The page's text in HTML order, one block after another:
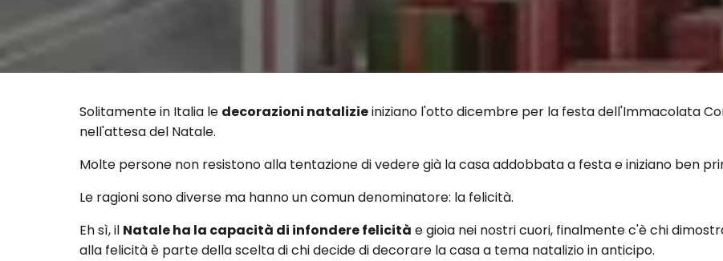
Solitamente in Italia le decorazioni natalizieiniziano l'otto dicembre per la festa dell'Immacolata
nell'attesa del Natale.
Molte persone non resistono alla tentazione di vedere già la casa addobbata a festa e iniziano ben
Le ragioni sono diverse ma hanno un comun denominatore: la felicità.
Eh sì, il Natale ha la capacità di infondere felicità e gioia nei nostri cuori, finalmente c'è chi
alla felicità è parte della scelta di chi decide di decorare la casa a tema natalizio in anticipo.